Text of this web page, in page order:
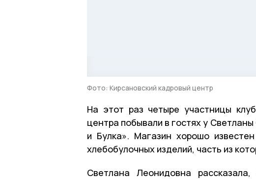
Фото: Кирсановский кадровый центр
На этот раз четыре участницы
центра побывали в гостях у
и Булка». Магазин хорошо
хлебобулочных изделий, часть из
Светлана Леонидовна